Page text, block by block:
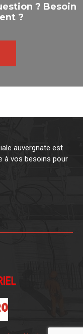
? Besoin
?
auvergnate est
à vos besoins pour